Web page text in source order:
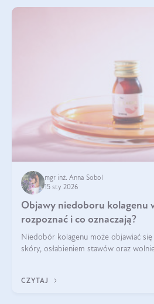
mgr inż. Anna Sobol
15 sty 2026
Objawy niedoboru kolagenu
rozpoznać i co oznaczają?
Niedobór kolagenu może objawiać
skóry, osłabieniem stawów oraz
osłabienie włosów.
CZYTAJ